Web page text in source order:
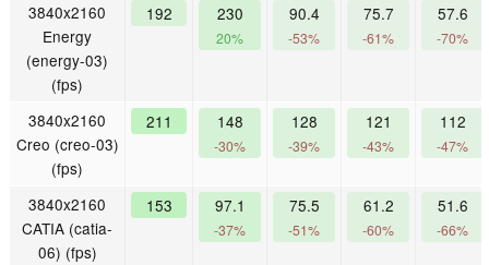
3840x2160
Energy
(energy-03)
(fps)
192 230
20%
90.4
-53%
75.7
-61%
57.6
-70%
3840x2160
Creo (creo-03)
(fps)
211 148
-30%
128
-39%
121
-43%
112
-47%
3840x2160
CATIA (catia-
06) (fps)
153 97.1
-37%
75.5
-51%
61.2
-60%
51.6
-66%